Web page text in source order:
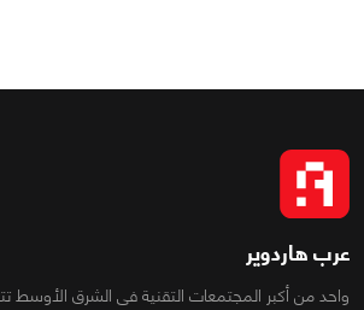
عرب هاردوير
واحد من أكبر المجتمعات التقنية فى الشرق الأوسط